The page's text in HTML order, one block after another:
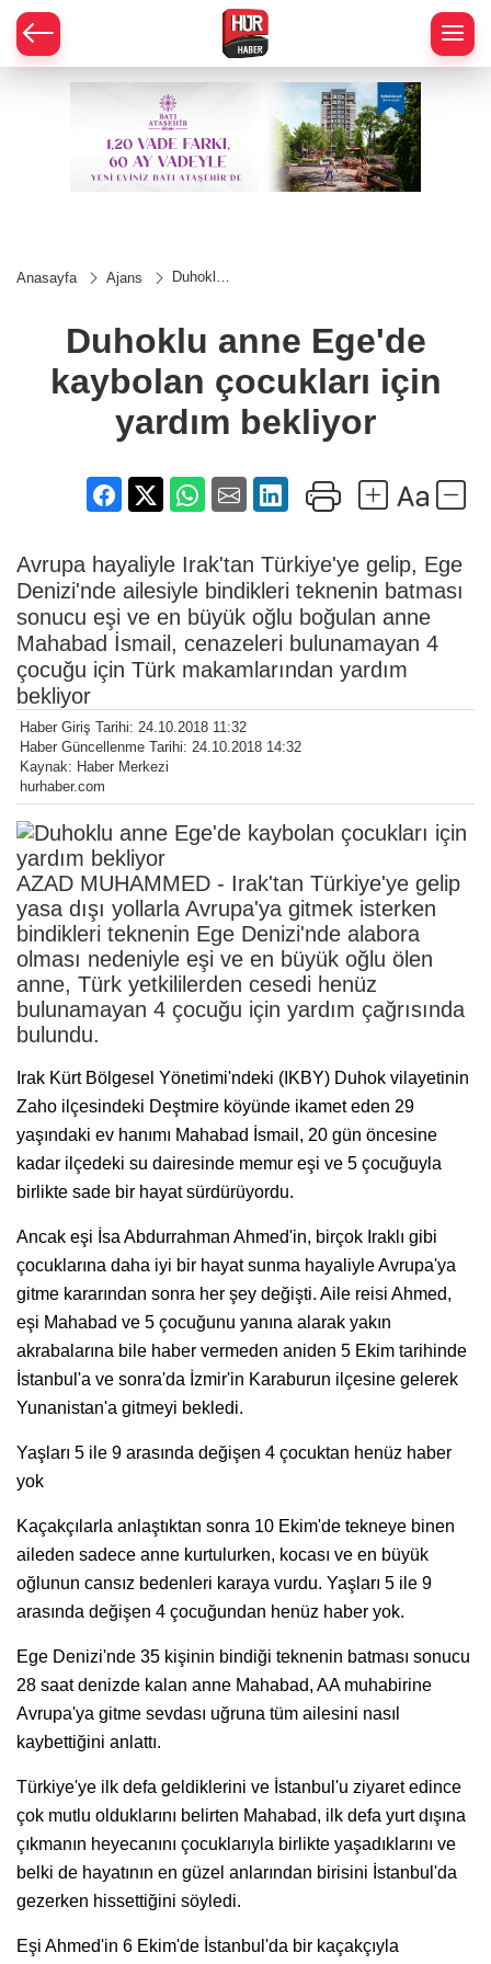
Anasayfa Ajans
Duhoklu
kaybolan
çocukları
yardım
bekliyor
Duhoklu anne Ege'de
kaybolan çocukları için
yardım bekliyor
Avrupa hayaliyle Irak'tan Türkiye'ye gelip, Ege
Denizi'nde ailesiyle bindikleri teknenin batması
sonucu eşi ve en büyük oğlu boğulan anne
Mahabad İsmail, cenazeleri bulunamayan 4
çocuğu için Türk makamlarından yardım
bekliyor
Haber Giriş Tarihi: 24.10.2018 11:32
Haber Güncellenme Tarihi: 24.10.2018 14:32
Kaynak: Haber Merkezi
hurhaber.com
AZAD MUHAMMED - Irak'tan Türkiye'ye gelip
yasa dışı yollarla Avrupa'ya gitmek isterken
bindikleri teknenin Ege Denizi'nde alabora
olması nedeniyle eşi ve en büyük oğlu ölen
anne, Türk yetkililerden cesedi henüz
bulunamayan 4 çocuğu için yardım çağrısında
bulundu.
Irak Kürt Bölgesel Yönetimi'ndeki (IKBY) Duhok vilayetinin
Zaho ilçesindeki Deştmire köyünde ikamet eden 29
yaşındaki ev hanımı Mahabad İsmail, 20 gün öncesine
kadar ilçedeki su dairesinde memur eşi ve 5 çocuğuyla
birlikte sade bir hayat sürdürüyordu.
Ancak eşi İsa Abdurrahman Ahmed'in, birçok Iraklı gibi
çocuklarına daha iyi bir hayat sunma hayaliyle Avrupa'ya
gitme kararından sonra her şey değişti. Aile reisi Ahmed,
eşi Mahabad ve 5 çocuğunu yanına alarak yakın
akrabalarına bile haber vermeden aniden 5 Ekim tarihinde
İstanbul'a ve sonra'da İzmir'in Karaburun ilçesine gelerek
Yunanistan'a gitmeyi bekledi.
Yaşları 5 ile 9 arasında değişen 4 çocuktan henüz haber
yok
Kaçakçılarla anlaştıktan sonra 10 Ekim'de tekneye binen
aileden sadece anne kurtulurken, kocası ve en büyük
oğlunun cansız bedenleri karaya vurdu. Yaşları 5 ile 9
arasında değişen 4 çocuğundan henüz haber yok.
Ege Denizi'nde 35 kişinin bindiği teknenin batması sonucu
28 saat denizde kalan anne Mahabad, AA muhabirine
Avrupa'ya gitme sevdası uğruna tüm ailesini nasıl
kaybettiğini anlattı.
Türkiye'ye ilk defa geldiklerini ve İstanbul'u ziyaret edince
çok mutlu olduklarını belirten Mahabad, ilk defa yurt dışına
çıkmanın heyecanını çocuklarıyla birlikte yaşadıklarını ve
belki de hayatının en güzel anlarından birisini İstanbul'da
gezerken hissettiğini söyledi.
Eşi Ahmed'in 6 Ekim'de İstanbul'da bir kaçakçıyla